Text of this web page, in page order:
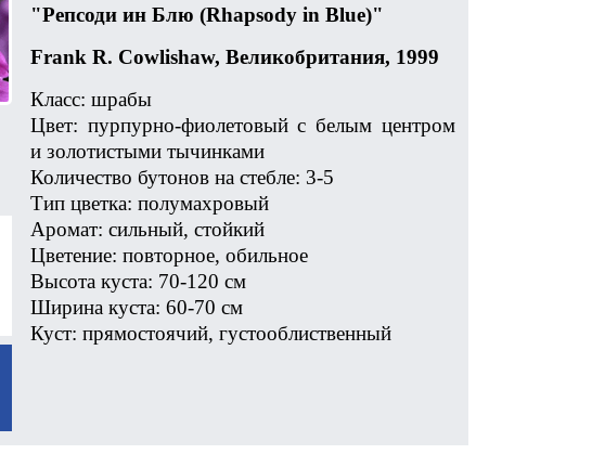
"Репсоди ин Блю (Rhapsody in Blue)"
Frank R. Cowlishaw, Великобритания, 1999
Класс: шрабы
Цвет: пурпурно-фиолетовый с белым центром
и золотистыми тычинками
Количество бутонов на стебле: 3-5
Тип цветка: полумахровый
Аромат: сильный, стойкий
Цветение: повторное, обильное
Высота куста: 70-120 см
Ширина куста: 60-70 см
Куст: прямостоячий, густооблиственный